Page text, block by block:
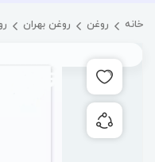
خانه روغن روغن بهران
افزودن به علاقه
به اشتراک